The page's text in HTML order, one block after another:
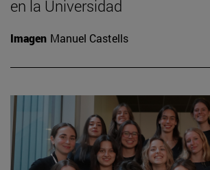
en la Universidad
Imagen Manuel Castells